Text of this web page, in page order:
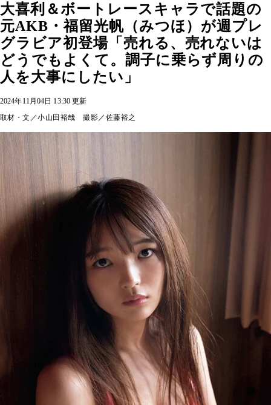
大喜利＆ボートレースキャラで話題の
元AKB・福留光帆（みつほ）が週プレ
グラビア初登場「売れる、売れないは
どうでもよくて。調子に乗らず周りの
人を大事にしたい」
2024年11月04日 13:30 更新
取材・文／小山田裕哉 撮影／佐藤裕之